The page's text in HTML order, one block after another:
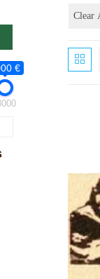
€
Clear